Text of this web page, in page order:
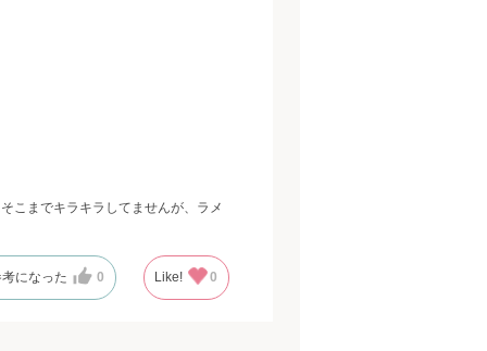
こまでキラキラしてませんが、ラメ
考になった 0 Like! 0